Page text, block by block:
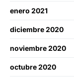
enero 2021
diciembre 2020
noviembre 2020
octubre 2020